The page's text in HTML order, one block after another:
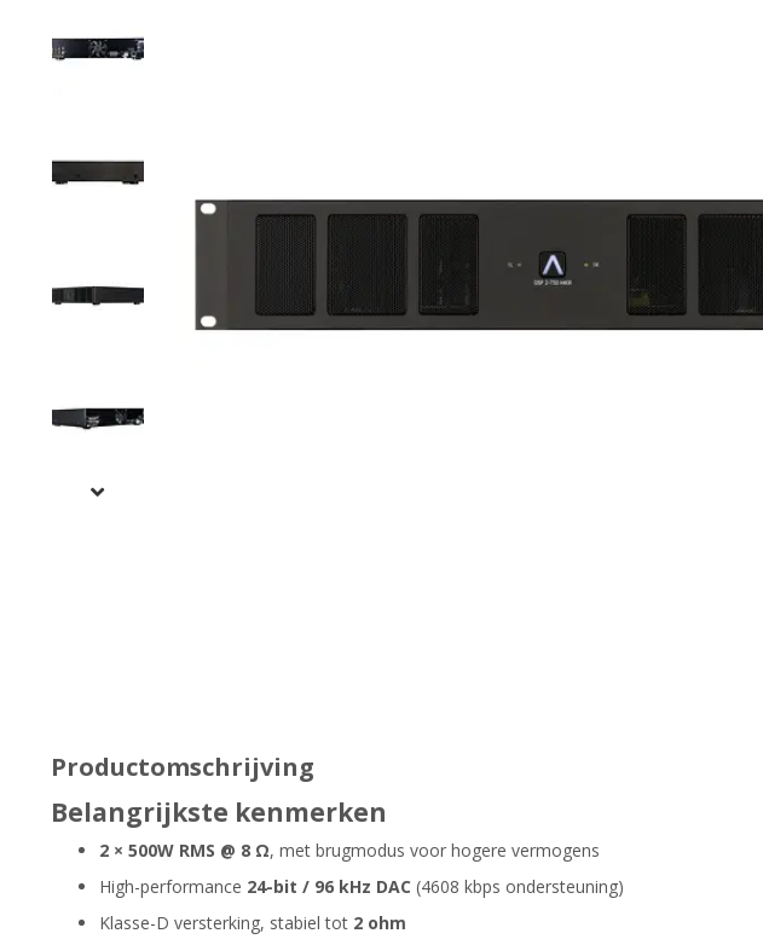
Productomschrijving
Belangrijkste kenmerken
2 × 500W RMS @ 8 Ω, met brugmodus voor hogere vermogens
High-performance 24-bit / 96 kHz DAC (4608 kbps ondersteuning)
Klasse-D versterking, stabiel tot 2 ohm